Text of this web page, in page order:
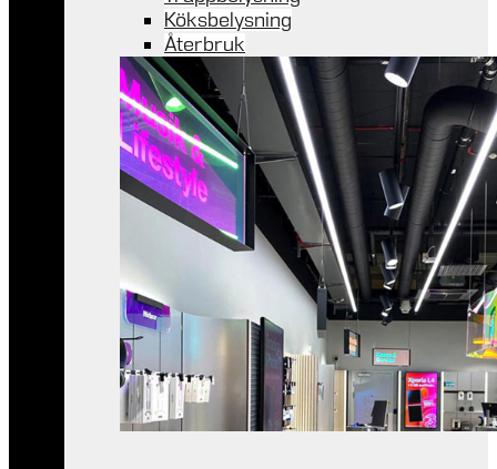
Köksbelysning
Återbruk